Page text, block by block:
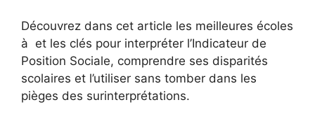
Découvrez dans cet article les meilleures écoles
à et les clés pour interpréter l’Indicateur de
Position Sociale, comprendre ses disparités
scolaires et l’utiliser sans tomber dans les
pièges des surinterprétations.